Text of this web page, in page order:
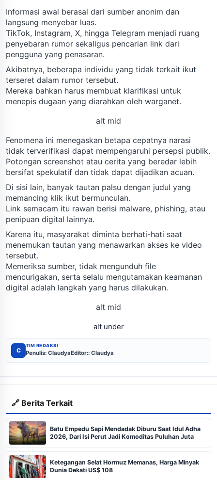
Informasi awal berasal dari sumber anonim dan
langsung menyebar luas.
TikTok, Instagram, X, hingga Telegram menjadi ruang
penyebaran rumor sekaligus pencarian link dari
pengguna yang penasaran.
Akibatnya, beberapa individu yang tidak terkait ikut
terseret dalam rumor tersebut.
Mereka bahkan harus membuat klarifikasi untuk
menepis dugaan yang diarahkan oleh warganet.
alt mid
Fenomena ini menegaskan betapa cepatnya narasi
tidak terverifikasi dapat mempengaruhi persepsi publik.
Potongan screenshot atau cerita yang beredar lebih
bersifat spekulatif dan tidak dapat dijadikan acuan.
Di sisi lain, banyak tautan palsu dengan judul yang
memancing klik ikut bermunculan.
Link semacam itu rawan berisi malware, phishing, atau
penipuan digital lainnya.
Karena itu, masyarakat diminta berhati-hati saat
menemukan tautan yang menawarkan akses ke video
tersebut.
Memeriksa sumber, tidak mengunduh file
mencurigakan, serta selalu mengutamakan keamanan
digital adalah langkah yang harus dilakukan.
alt mid
alt under
C
TIM REDAKSI
Penulis: ClaudyaEditor:: Claudya
🔗 Berita Terkait
Batu Empedu Sapi Mendadak Diburu Saat Idul Adha
2026, Dari Isi Perut Jadi Komoditas Puluhan Juta
Ketegangan Selat Hormuz Memanas, Harga Minyak
Dunia Dekati US$ 108